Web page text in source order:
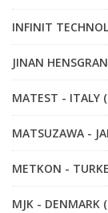
INFINIT
JINAN
MATEST - ITALY
MATSUZAWA -
METKON -
MJK - DENMARK